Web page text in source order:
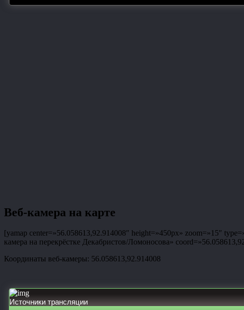
Веб-камера на карте
[yamap center=»56.058613,92.914008″ height=»450px» zoom=»15″
камера на перекрёстке Декабристов/Ломоносова»
Координаты веб-камеры: 56.058613,92.914008
Источники трансляции